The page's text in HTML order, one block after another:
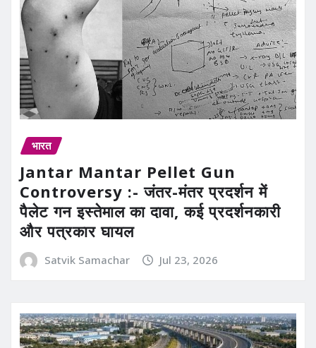
भारत
Jantar Mantar Pellet Gun
Controversy :- जंतर-मंतर प्रदर्शन में
पैलेट गन इस्तेमाल का दावा, कई प्रदर्शनकारी
और पत्रकार घायल
Satvik Samachar Jul 23, 2026